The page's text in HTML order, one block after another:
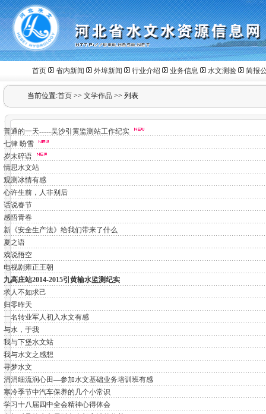
首页 省内新闻 外埠新闻 行业介绍 业务信息 水文测验 简报
当前位置:首页 >> 文学作品 >> 列表
普通的一天-----吴沙引黄监测站工作纪实
七律 盼雪
岁末碎语
情思水文站
观测冰情有感
心许生前，人非别后
话说春节
感悟青春
新《安全生产法》给我们带来了什么
夏之语
戏说悟空
电视剧雍正王朝
九高庄站2014-2015引黄输水监测纪实
求人不如求己
归零昨天
一名转业军人初入水文有感
与水，于我
我与下堡水文站
我与水文之感想
寻梦水文
涓涓细流润心田—参加水文基础业务培训班有感
寒冷季节中汽车保养的几个小常识
学习十八届四中全会精神心得体会